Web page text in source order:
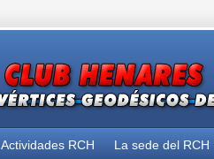
Actividades RCH La sede del RCH